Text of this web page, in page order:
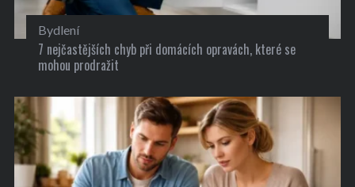
Bydlení
7 nejčastějších chyb při domácích opravách, které se
mohou prodražit